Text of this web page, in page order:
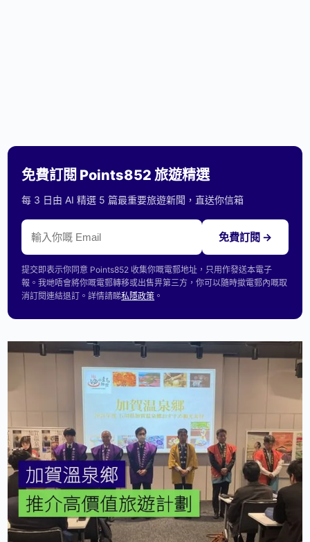
免費訂閱 Points852 旅遊精選
每 3 日由 AI 精選 5 篇最重要旅遊新聞，直送你信箱
免費訂閱 →
提交即表示你同意 Points852 收集你嘅電郵地址，只用作發送本電子
報。我哋唔會將你嘅電郵轉移或出售畀第三方，你可以隨時撳電郵內嘅取
消訂閱連結退訂。詳情請睇私隱政策 。